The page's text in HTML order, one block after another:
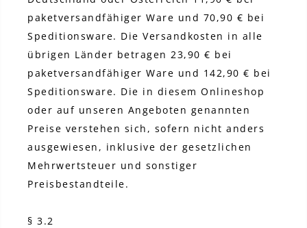
paketversandfähiger Ware und 70,90 € bei
Speditionsware. Die Versandkosten in alle
übrigen Länder betragen 23,90 € bei
paketversandfähiger Ware und 142,90 € bei
Speditionsware. Die in diesem Onlineshop
oder auf unseren Angeboten genannten
Preise verstehen sich, sofern nicht anders
ausgewiesen, inklusive der gesetzlichen
Mehrwertsteuer und sonstiger
Preisbestandteile.
§ 3.2